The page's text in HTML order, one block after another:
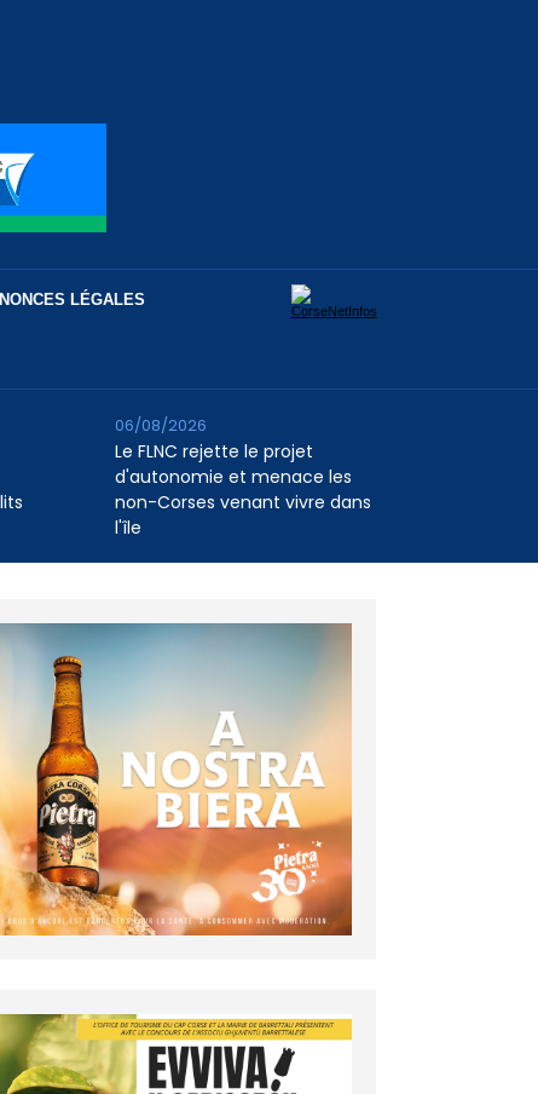
LÉGALES
Le FLNC rejette le projet
d'autonomie et menace les
non-Corses venant vivre dans
l'île
06/08/2026